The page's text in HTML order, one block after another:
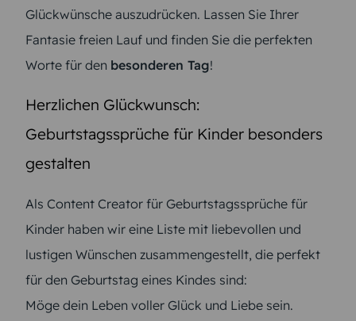
Glückwünsche auszudrücken. Lassen Sie Ihrer
Fantasie freien Lauf und finden Sie die perfekten
Worte für den besonderen Tag!
Herzlichen Glückwunsch:
Geburtstagssprüche für Kinder besonders
gestalten
Als Content Creator für Geburtstagssprüche für
Kinder haben wir eine Liste mit liebevollen und
lustigen Wünschen zusammengestellt, die perfekt
für den Geburtstag eines Kindes sind:
Möge dein Leben voller Glück und Liebe sein.